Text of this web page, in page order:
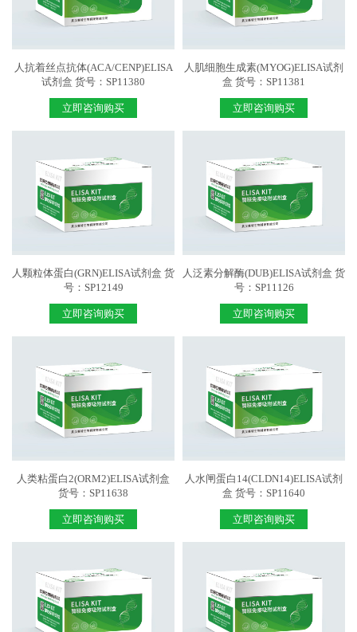
人抗着丝点抗体(ACA/CENP)ELISA
试剂盒 货号：SP11380
立即咨询购买
人肌细胞生成素(MYOG)ELISA试剂
盒 货号：SP11381
立即咨询购买
人颗粒体蛋白(GRN)ELISA试剂盒 货
号：SP12149
立即咨询购买
人泛素分解酶(DUB)ELISA试剂盒 货
号：SP11126
立即咨询购买
人类粘蛋白2(ORM2)ELISA试剂盒
货号：SP11638
立即咨询购买
人水闸蛋白14(CLDN14)ELISA试剂
盒 货号：SP11640
立即咨询购买